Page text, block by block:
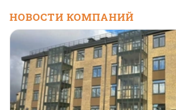
НОВОСТИ КОМПАНИЙ